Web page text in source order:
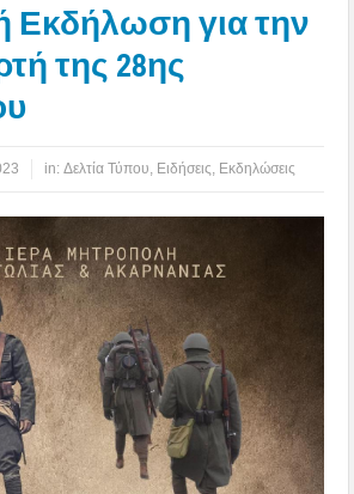
Εκδήλωση για την
της 28ης
in:Δελτία Τύπου Ειδήσεις Εκδηλώσεις